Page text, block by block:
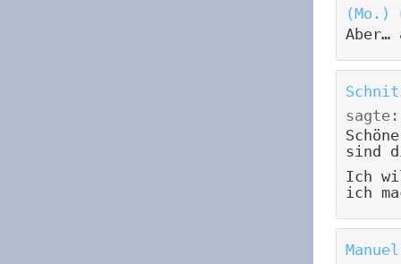
(Mo.)
Aber…
sagte:
sind
Ich
ich
Manuel